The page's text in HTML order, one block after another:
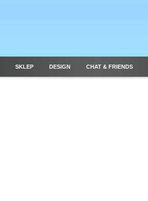
SKLEP DESIGN CHAT & FRIENDS